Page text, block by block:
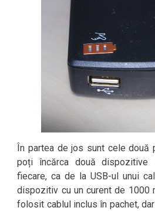
În partea de jos sunt cele două
poți încărca două dispozitive
fiecare, ca de la USB-ul unui
dispozitiv cu un curent de 1000
folosit cablul inclus în pachet,